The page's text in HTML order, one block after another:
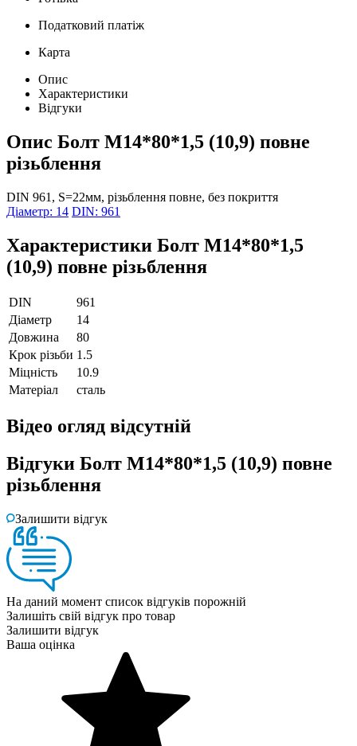
Податковий платіж
Карта
Опис
Характеристики
Відгуки
Опис Болт М14*80*1,5 (10,9) повне
різьблення
DIN 961, S=22мм, різьблення повне, без покриття
Діаметр: 14 DIN: 961
Характеристики Болт М14*80*1,5
(10,9) повне різьблення
DIN
961
Діаметр
14
Довжина
80
Крок різьби 1.5
Міцність
10.9
Матеріал
сталь
Відео огляд відсутній
Відгуки Болт М14*80*1,5 (10,9) повне
різьблення
Залишити відгук
На даний момент список відгуків порожній
Залишіть свій відгук про товар
Залишити відгук
Ваша оцінка